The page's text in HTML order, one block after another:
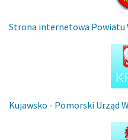
Strona internetowa Powiatu
Kujawsko - Pomorski Urząd